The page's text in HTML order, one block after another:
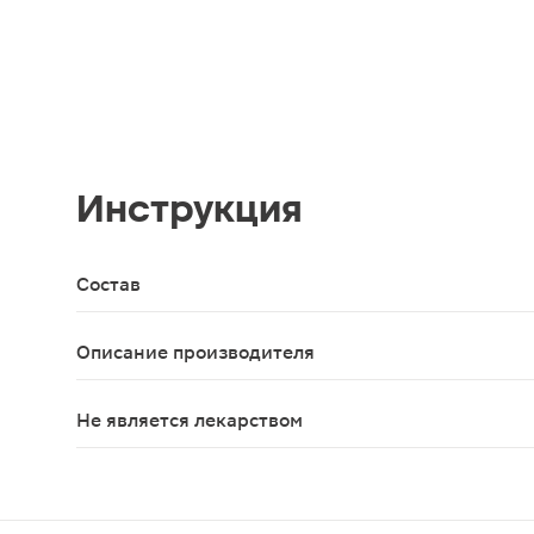
Инструкция
Состав
Протектор тканей глаза на основе
Описание производителя
Не является лекарством